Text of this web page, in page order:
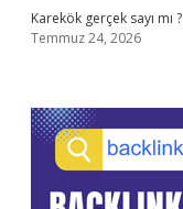
Karekök gerçek sayı mı ?
Temmuz 24, 2026